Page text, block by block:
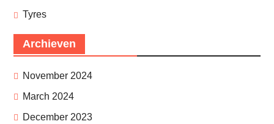
Tyres
Archieven
November 2024
March 2024
December 2023